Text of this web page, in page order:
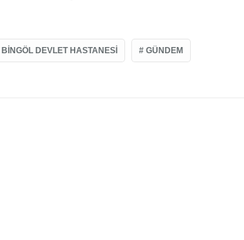
BINGÖL DEVLET HASTANESI GÜNDEM